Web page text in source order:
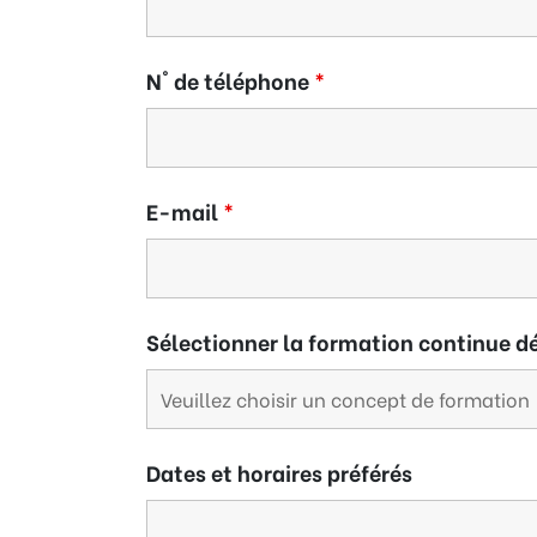
N° de téléphone*
E-mail*
Sélectionner la formation continue
Dates et horaires préférés